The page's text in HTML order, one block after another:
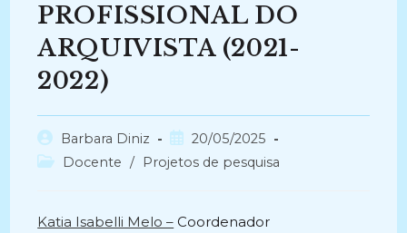
PROFISSIONAL DO
ARQUIVISTA (2021-
2022)
Autor
do
Barbara Diniz
Post
publicado:
20/05/2025
Categoria
Docente / Projetos de pesquisa
Katia Isabelli Melo – Coordenador